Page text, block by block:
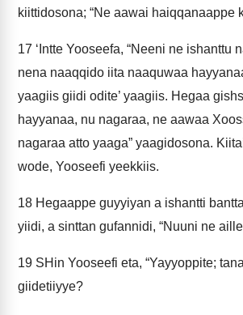
kiittidosona; “Ne aawai haiqqanaappe
17 ‘Intte Yooseefa, “Neeni ne ishanttu
nena naaqqido iita naaquwaa
yaagiis giidi odite’ yaagiis. Hegaa
hayyanaa, nu nagaraa, ne aawaa
nagaraa atto yaaga” yaagidosona.
wode, Yooseefi yeekkiis.
18 Hegaappe guyyiyan a ishantti
yiidi, a sinttan gufannidi, “Nuuni ne
19 SHin Yooseefi eta, “Yayyoppite;
giidetiiyye?